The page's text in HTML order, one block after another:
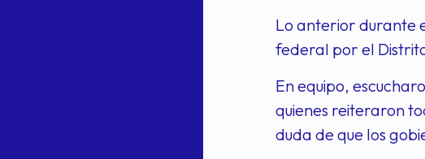
Lo anterior durante
federal por el
En equipo,
quienes reiteraron
duda de que los